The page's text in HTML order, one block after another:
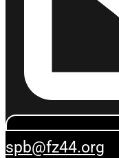
spb@fz44.org